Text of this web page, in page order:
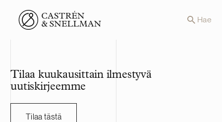
Front page Hae
Tilaa kuukausittain ilmestyvä
uutiskirjeemme
Tilaa tästä